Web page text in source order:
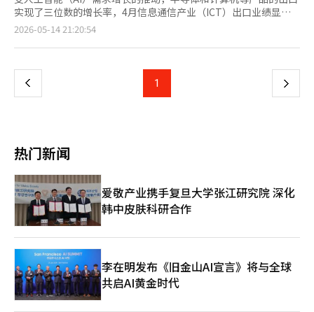
83050韩元，现代汽车下跌18000韩元（4.24%），报407000韩
元。 同一时间，KOSDAQ指数较前一交易日下跌8.15点
（1.03%），报783.69点。在KOSDAQ市场上，个人净卖出44亿韩
元，而外资和机构分别净买入33亿韩元和17亿韩元。 分析认为，
日至16日的休市期间，尽管台积电发布了良好的业绩，但美国市场
因对AI需求的担忧、与中国AI企业竞争加剧的忧虑以及霍尔木兹海
的业绩发布被视为影响股市走向的重要变量。包括字母表、英特
等国内企业的业绩发布均在预定之中。 韩志英，基于证券研究员
表示：“上半年股市的急剧上涨导致了获利了结的需求，加之对半
导体行业的负面预期和杠杆资金的供需混乱，导致市场出现连锁下
跌，基础体力减弱。”她指出：“目前，企业业绩事件的影响更为
重要，而非杠杆资金的供需问题。” 她还表示：“KOSPI的12个
月前瞻市盈率（PER）为5.8倍，已降至2008年金融危机以来的最
低水平，跌幅过大。”她预计，KOSPI将在6000点中低位获得支
撑。※ 本报道经人工智能（AI）系统翻译与编辑。
实现了三位数的增长率，4月信息通信产业（ICT）出口业绩显
著。 根据14日科技部和产业部的数据显示，4月ICT出口额达到
下历史出口增长率的最高记录。 进口额为1616亿美元，同比增长
体和计算机及周边设备。半导体出口额为3191亿美元，同比增长
需求的增加。科技部表示：“由于SSD的推动，首次突破400亿美
元，创下历史最高业绩。” 手机出口额为136亿美元，同比增长
14%。高性能产品的稳定需求和成品出口的增加，推动了整体出口
的增长。 通信设备出口额为22亿美元，同比增长9.9%。得益于对
越南的通信设备零部件和对日本的有线通信设备出口的增加，整体
出口在三个月后实现反弹。 然而，显示器出口额为144亿美元，同
比下降5.3%。由于半导体价格上涨导致的成本压力增加，前端企
业需求减弱，整体出口下降。 以半导体和手机为中心，各地区的
出口均有所增长。对中国的出口额为1677亿美元，同比增长
132.1%。对美国的出口额为790亿美元，同比增长294.2%；对越
南的出口额为577亿美元，同比增长89.3%。 对台湾的出口额为
454亿美元，同比增长89.4%；对欧盟的出口额为178亿美元，同
比增长58.4%；对印度的出口额为95亿美元，同比增长86.5%；对
2026-05-14 21:20:54
上
页
1 下
热门新闻
爱敬产业携手复旦大学张江研究院 深化
韩中皮肤科研合作
李在明发布《旧金山AI宣言》将与全球
共启AI黄金时代